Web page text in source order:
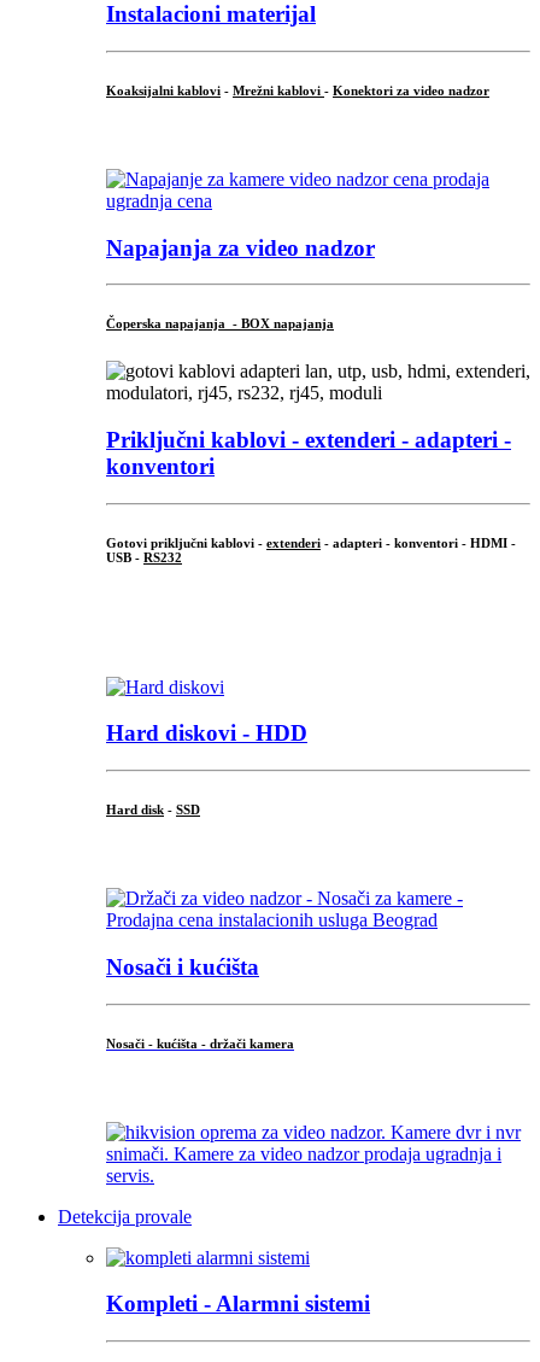
Instalacioni materijal
Koaksijalni kablovi - Mrežni kablovi - Konektori za video nadzor
Napajanja za video nadzor
Čoperska napajanja - BOX napajanja
Priključni kablovi - extenderi - adapteri -
konventori
Gotovi priključni kablovi - extenderi - adapteri - konventori - HDMI -
USB - RS232
Hard diskovi - HDD
Hard disk - SSD
Nosači i kućišta
Nosači - kućišta - držači kamera
Detekcija provale
Kompleti - Alarmni sistemi